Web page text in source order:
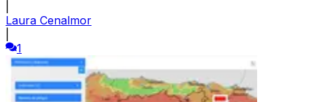
Laura Cenalmor
1